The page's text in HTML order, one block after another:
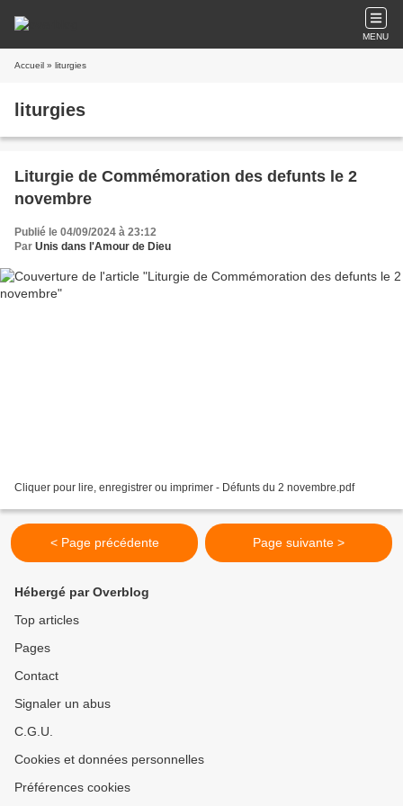
MENU
Accueil » liturgies
liturgies
Liturgie de Commémoration des defunts le 2
novembre
Publié le 04/09/2024 à 23:12
Par Unis dans l'Amour de Dieu
Cliquer pour lire, enregistrer ou imprimer - Défunts du 2 novembre.pdf
< Page précédente Page suivante >
Hébergé par Overblog
Top articles
Pages
Contact
Signaler un abus
C.G.U.
Cookies et données personnelles
Préférences cookies